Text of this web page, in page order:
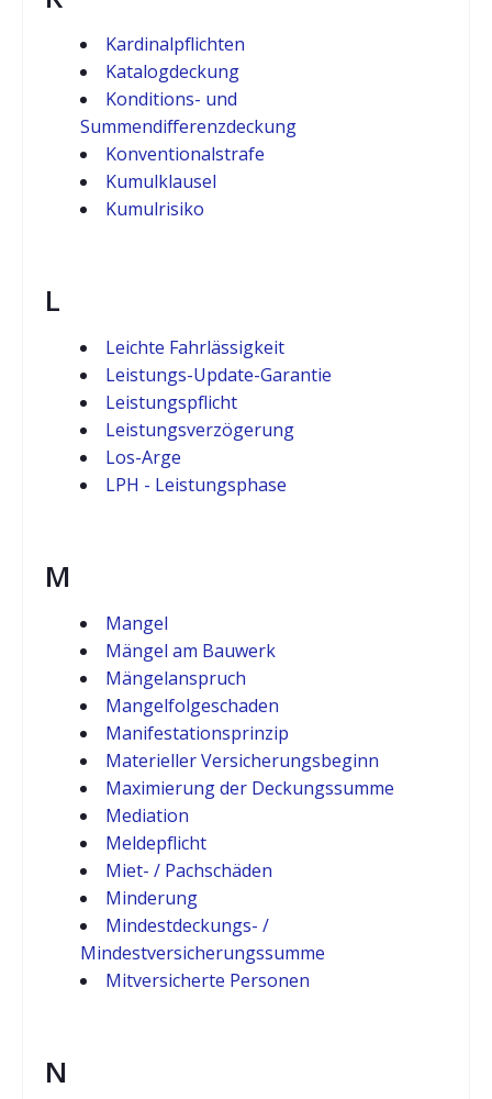
Kardinalpflichten
Katalogdeckung
Konditions- und
Summendifferenzdeckung
Konventionalstrafe
Kumulklausel
Kumulrisiko
L
Leichte Fahrlässigkeit
Leistungs-Update-Garantie
Leistungspflicht
Leistungsverzögerung
Los-Arge
LPH - Leistungsphase
M
Mangel
Mängel am Bauwerk
Mängelanspruch
Mangelfolgeschaden
Manifestationsprinzip
Materieller Versicherungsbeginn
Maximierung der Deckungssumme
Mediation
Meldepflicht
Miet- / Pachschäden
Minderung
Mindestdeckungs- /
Mindestversicherungssumme
Mitversicherte Personen
N